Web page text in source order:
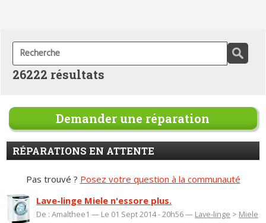
26222 résultats
Demander une réparation
RÉPARATIONS EN ATTENTE
Pas trouvé ? Posez votre question à la communauté
Lave-linge Miele n'essore plus.
De : Amalthee1 — Le 01 Sept 2014 - 20h56 — Lave-linge > Miele